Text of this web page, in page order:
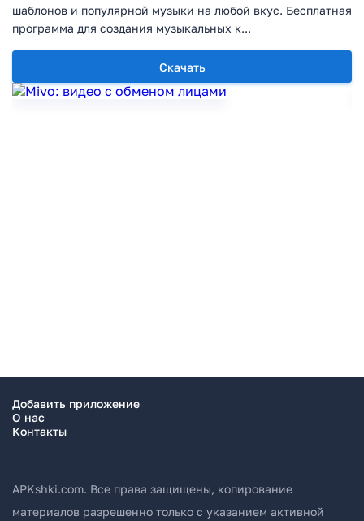
Скачать
шаблонов и популярной музыки на любой вкус. Бесплатная
программа для создания музыкальных к...
Добавить приложение
О нас
Контакты
APKshki.com. Все права защищены, копирование
материалов разрешенно только с указанием активной